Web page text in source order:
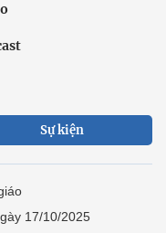
Sự kiện
17/10/2025